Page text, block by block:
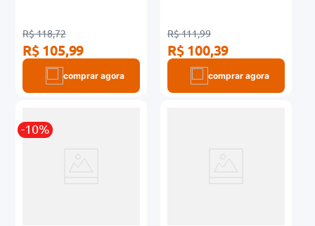
R$ 118,72
R$ 105,99
comprar agora
R$ 111,99
R$ 100,39
comprar agora
-10%